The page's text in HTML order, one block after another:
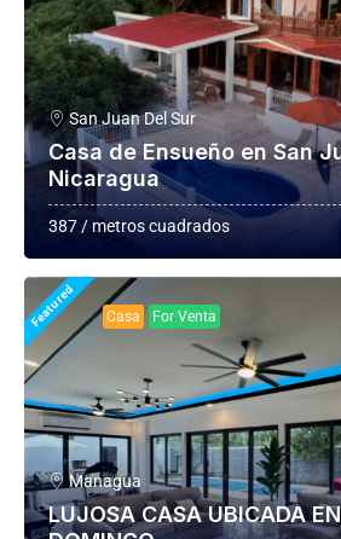
San Juan Del Sur
Casa de Ensueño en San
Nicaragua
387 / metros cuadrados
Featured Casa For Venta
Managua
LUJOSA CASA UBICADA